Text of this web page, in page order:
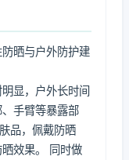
晒与户外防护建
显，户外长时间
手臂等暴露部
品，佩戴防晒
效果。 同时做